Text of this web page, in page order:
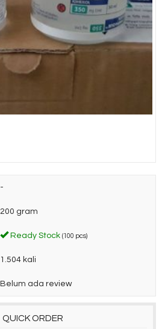
-
200 gram
Ready Stock (100 pcs)
1.504 kali
Belum ada review
QUICK ORDER